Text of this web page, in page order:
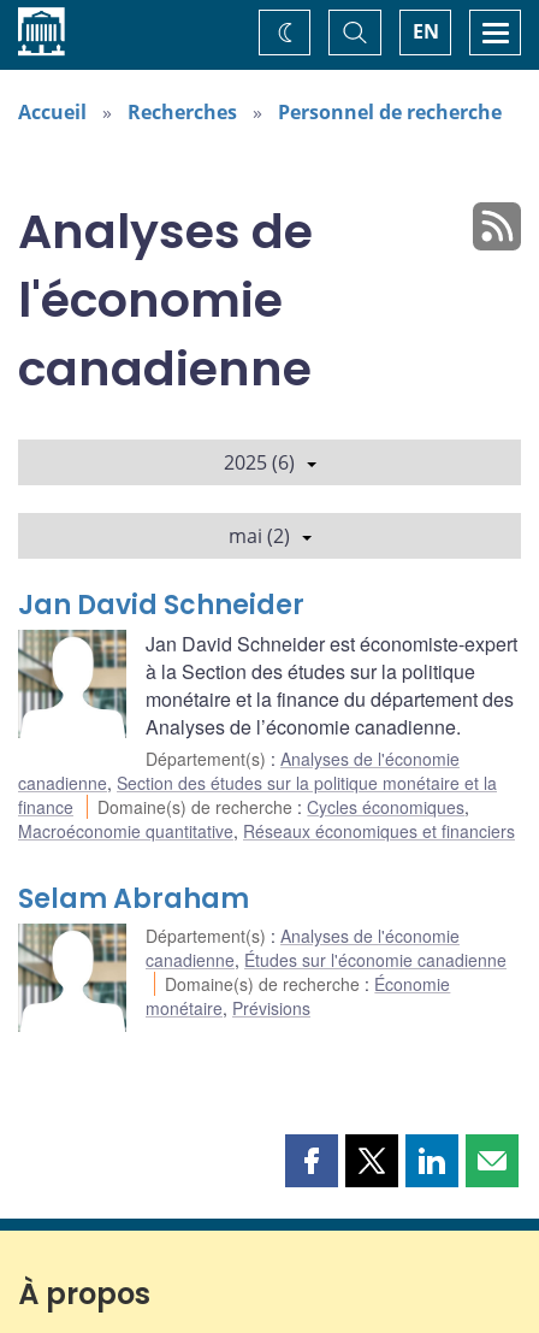
Accueil EN
Basculer
la
recherche
Changez
de
thème
Accueil Recherches Personnel de recherche
Analyses de
l'économie
canadienne
2025 (6)
mai (2)
Jan David Schneider
Jan David Schneider est économiste-expert
à la Section des études sur la politique
monétaire et la finance du département des
Analyses de l’économie canadienne.
Département(s) : Analyses de l'économie
canadienne, Section des études sur la politique monétaire et la
finance
Domaine(s) de recherche :Cycles économiques,
Macroéconomie quantitative, Réseaux économiques et financiers
Selam Abraham
Département(s) : Analyses de l'économie
canadienne, Études sur l'économie canadienne
Domaine(s) de recherche : Économie
monétaire, Prévisions
Partager
page
Partager
page
Partager
page page
À propos